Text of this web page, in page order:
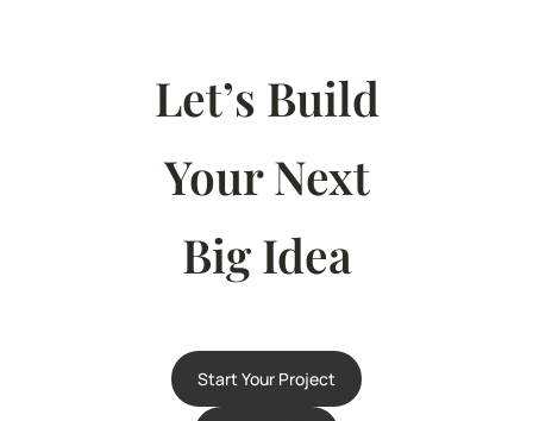
Let’s Build
Your Next
Big Idea
Start Your Project